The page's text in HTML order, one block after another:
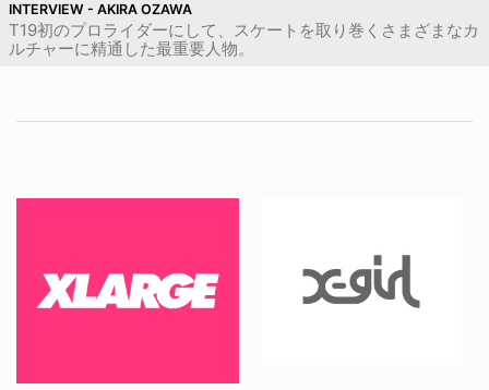
INTERVIEW - AKIRA OZAWA
T19初のプロライダーにして、スケートを取り巻くさまざまなカ
ルチャーに精通した最重要人物。